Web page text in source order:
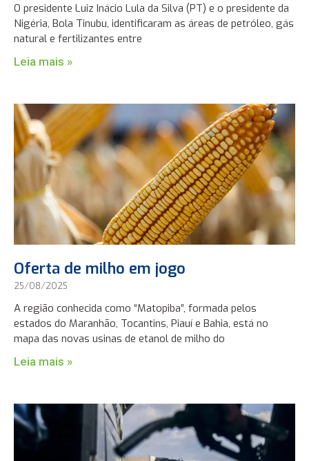
O presidente Luiz Inácio Lula da Silva (PT) e o presidente da
Nigéria, Bola Tinubu, identificaram as áreas de petróleo, gás
natural e fertilizantes entre
Leia mais »
Oferta de milho em jogo
25/08/2025
A região conhecida como “Matopiba”, formada pelos
estados do Maranhão, Tocantins, Piauí e Bahia, está no
mapa das novas usinas de etanol de milho do
Leia mais »